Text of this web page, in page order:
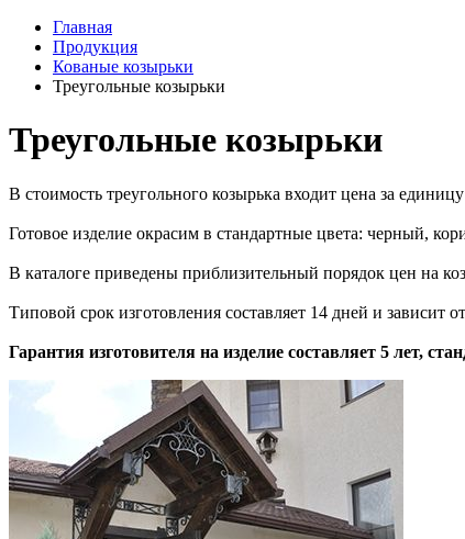
Главная
Продукция
Кованые козырьки
Треугольные козырьки
Треугольные козырьки
В стоимость треугольного козырька входит цена за
Готовое изделие окрасим в стандартные цвета: черный,
В каталоге приведены приблизительный порядок цен на
Типовой срок изготовления составляет 14 дней и зависит
Гарантия изготовителя на изделие составляет 5 лет,